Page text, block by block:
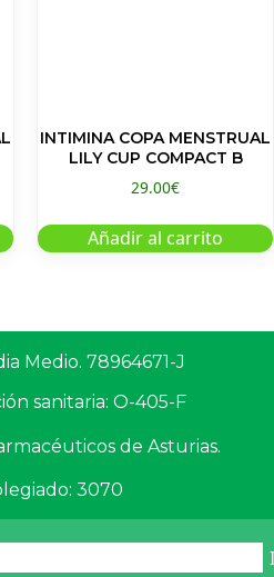
INTIMINA COPA MENSTRUAL
LILY CUP COMPACT B
29.00€
Añadir al carrito
Medio. 78964671-J
sanitaria: O-405-F
de Asturias.
3070